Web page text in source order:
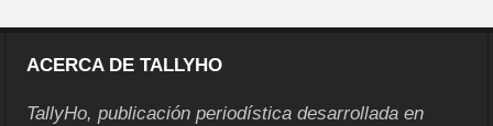
ACERCA DE TALLYHO
TallyHo, publicación periodística desarrollada en